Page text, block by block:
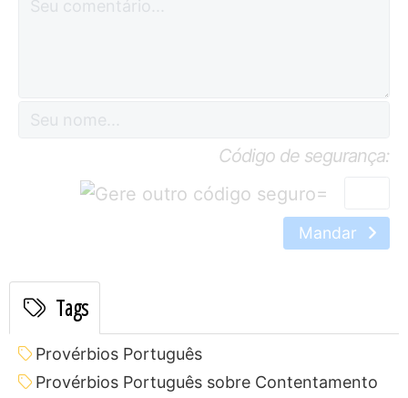
Código de segurança:
=
Mandar
Tags
Provérbios Português
Provérbios Português sobre Contentamento